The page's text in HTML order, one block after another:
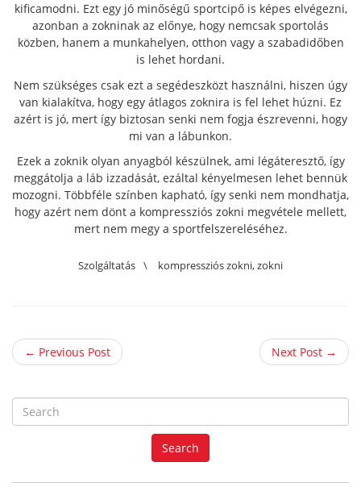
kificamodni. Ezt egy jó minőségű sportcipő is képes elvégezni,
azonban a zokninak az előnye, hogy nemcsak sportolás
közben, hanem a munkahelyen, otthon vagy a szabadidőben
is lehet hordani.
Nem szükséges csak ezt a segédeszközt használni, hiszen úgy
van kialakítva, hogy egy átlagos zoknira is fel lehet húzni. Ez
azért is jó, mert így biztosan senki nem fogja észrevenni, hogy
mi van a lábunkon.
Ezek a zoknik olyan anyagból készülnek, ami légáteresztő, így
meggátolja a láb izzadását, ezáltal kényelmesen lehet bennük
mozogni. Többféle színben kapható, így senki nem mondhatja,
hogy azért nem dönt a kompressziós zokni megvétele mellett,
mert nem megy a sportfelszereléséhez.
Szolgáltatás \ kompressziós zokni,zokni
← Previous Post Next Post →
e
a
r
Search